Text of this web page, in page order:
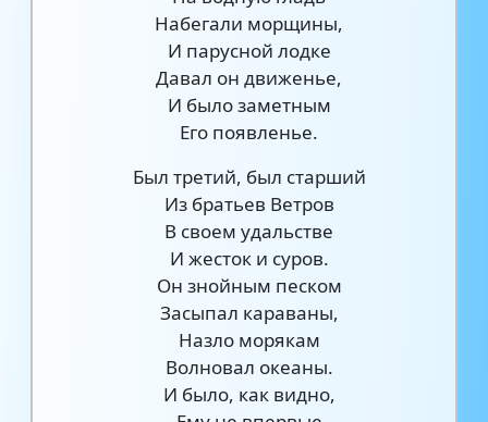
Набегали морщины,
И парусной лодке
Давал он движенье,
И было заметным
Его появленье.
Был третий, был старший
Из братьев Ветров
В своем удальстве
И жесток и суров.
Он знойным песком
Засыпал караваны,
Назло морякам
Волновал океаны.
И было, как видно,